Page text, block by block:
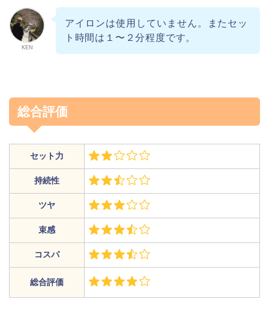
KEN
アイロンは使用していません 。またセッ
ト時間は１〜２分程度です。
総合評価
セット力
持続性
ツヤ
束感
コスパ
総合評価